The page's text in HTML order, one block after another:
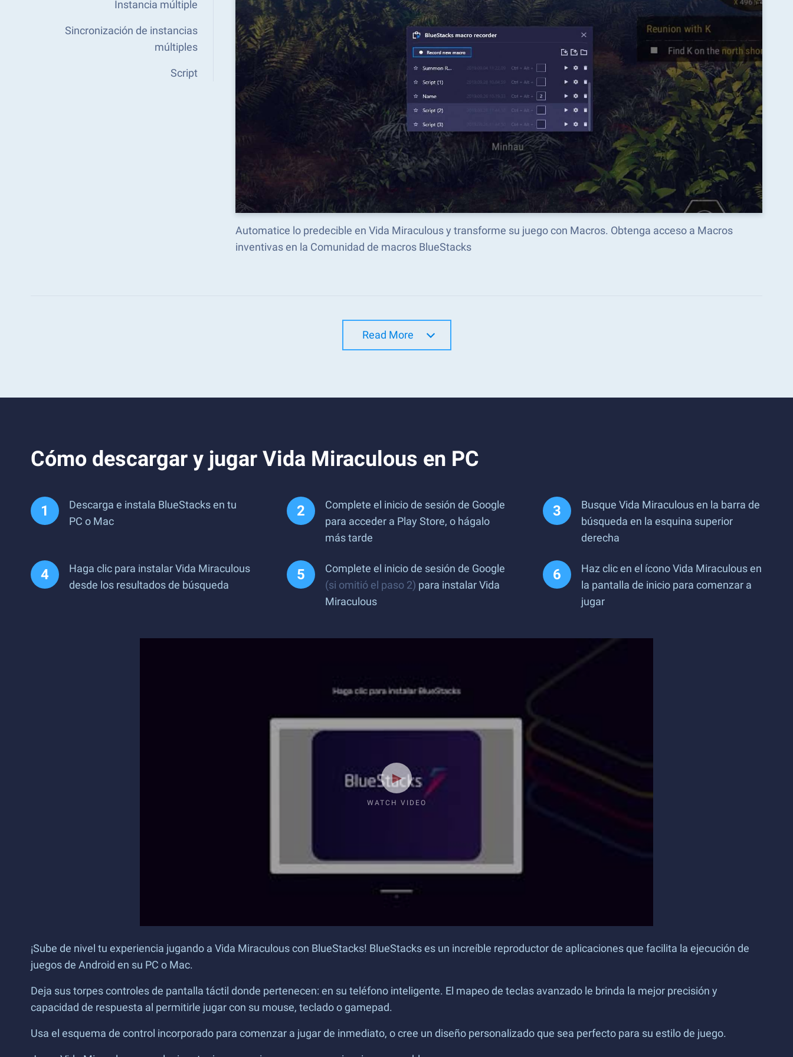
Instancia múltiple
Sincronización de instancias
múltiples
Script
Automatice lo predecible en Vida Miraculous y transforme su juego con Macros. Obtenga acceso a Macros
inventivas en la Comunidad de macros BlueStacks
Read More
Cómo descargar y jugar Vida Miraculous en PC
Descarga e instala BlueStacks en tu
PC o Mac
Complete el inicio de sesión de Google
para acceder a Play Store, o hágalo
más tarde
Busque Vida Miraculous en la barra de
búsqueda en la esquina superior
derecha
Haga clic para instalar Vida Miraculous
desde los resultados de búsqueda
Complete el inicio de sesión de Google
(si omitió el paso 2) para instalar Vida
Miraculous
Haz clic en el ícono Vida Miraculous en
la pantalla de inicio para comenzar a
jugar
WATCH VIDEO
¡Sube de nivel tu experiencia jugando a Vida Miraculous con BlueStacks! BlueStacks es un increíble reproductor de aplicaciones que facilita la ejecución de
juegos de Android en su PC o Mac.
Deja sus torpes controles de pantalla táctil donde pertenecen: en su teléfono inteligente. El mapeo de teclas avanzado le brinda la mejor precisión y
capacidad de respuesta al permitirle jugar con su mouse, teclado o gamepad.
Usa el esquema de control incorporado para comenzar a jugar de inmediato, o cree un diseño personalizado que sea perfecto para su estilo de juego.